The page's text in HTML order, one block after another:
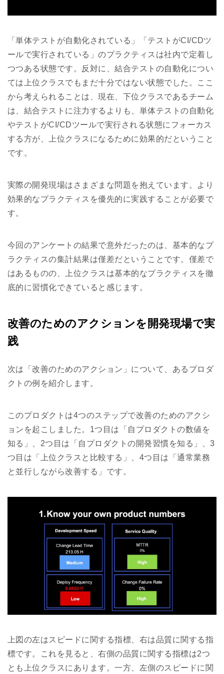
「単体テストが自動化されている」「テストがCI/CDツ
ールで実行されている」のプラクティスは社内で定着し
つつある状態です。反対に、結合テストの自動化につい
ては上位クラスでもまだ十分ではない状態でした。ここ
から考えられることは、現在、下位クラスであるチーム
は、結合テストに注力するよりも、単体テストの自動化
やテストがCI/CDツールで実行される状態にフォーカス
する方が、上位クラスになるために効果的だということ
です。
実際の開発現場はさまざまな問題を抱えています。より
効果的なプラクティスを優先的に実践することが必要で
す。
今回のアンケートの結果で意外だったのは、基本的なプ
ラクティスの集計結果は僅差だということです。僅差で
はあるものの、上位クラスは基本的なプラクティスを徹
底的に習慣化できていると感じます。
改善のためのアクションを開発現場で実
践
次は「改善のためのアクション」について、あるプロダ
クトの例を紹介します。
このプロダクトは4つのステップで改善のためのアクシ
ョンを起こしました。1つ目は「自プロダクトの数値を
知る」、2つ目は「自プロダクトの開発習慣を知る」、3
つ目は「上位クラスと比較する」、4つ目は「通常業務
と並行しながら改善する」です。
上図の左はスピードに関する指標、右は品質に関する指
標です。これを見ると、右側の品質に関する指標は2つ
とも上位クラスにあります。一方、左側のスピードに関